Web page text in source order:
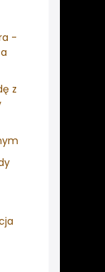
-
z